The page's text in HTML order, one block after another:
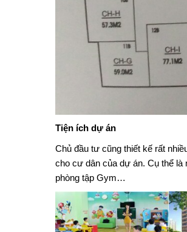
Tiện ích dự án
Chủ đầu tư cũng thiết kế rất
cho cư dân của dự án. Cụ thể là
phòng tập Gym…